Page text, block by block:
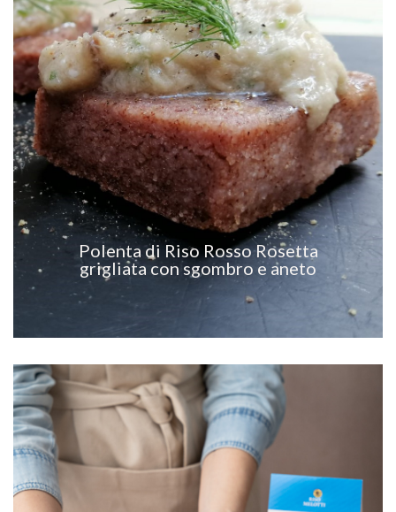
Polenta di Riso Rosso Rosetta
grigliata con sgombro e aneto
VEDI RICETTA